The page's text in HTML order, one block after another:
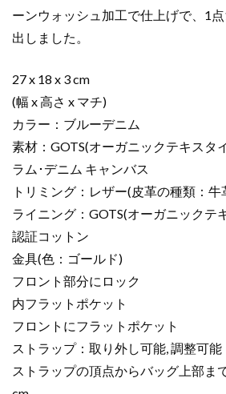
ム
M46829
ノ
ラ
ム･
デ
ニ
ム
ゴ
ー
ル
ド
金
具
個
ーンウォッシュ加工で仕上げで、1
出しました。
27 x 18 x 3 cm
(幅 x 高さ x マチ)
カラー：ブルーデニム
素材：GOTS(オーガニックテキスタ
ラム･デニム キャンバス
トリミング：レザー(皮革の種類：牛
ライニング：GOTS(オーガニックテ
認証コットン
金具(色：ゴールド)
フロント部分にロック
内フラットポケット
フロントにフラットポケット
ストラップ：取り外し可能, 調整可能
ストラップの頂点からバッグ上部ま